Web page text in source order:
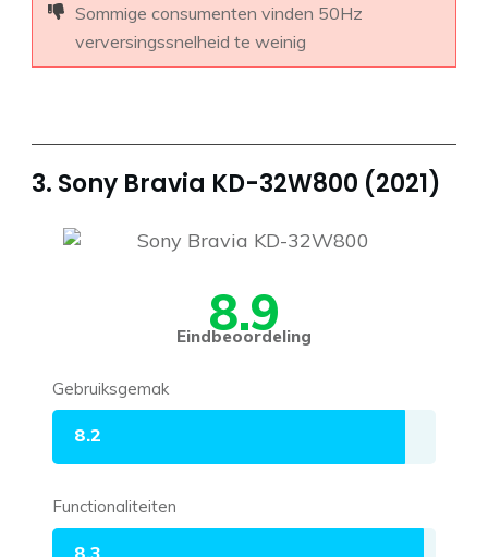
Sommige consumenten vinden 50Hz
verversingssnelheid te weinig
3. Sony Bravia KD-32W800 (2021)
8.9
Eindbeoordeling
Gebruiksgemak
8.2
Functionaliteiten
8.3